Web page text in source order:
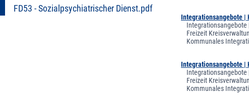
FD53 - Sozialpsychiatrischer Dienst.pdf
Integrationsangebote |
Integrationsangebote
Freizeit
Kommunales
Integrationsangebote |
Integrationsangebote
Freizeit
Kommunales